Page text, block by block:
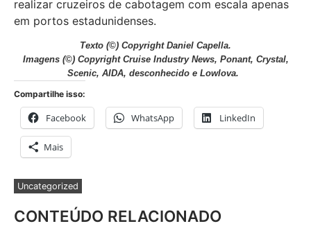
realizar cruzeiros de cabotagem com escala apenas
em portos estadunidenses.
Texto (©) Copyright Daniel Capella.
Imagens (©) Copyright Cruise Industry News, Ponant, Crystal,
Scenic, AIDA, desconhecido e Lowlova.
Compartilhe isso:
Facebook WhatsApp LinkedIn
Mais
Uncategorized
CONTEÚDO RELACIONADO